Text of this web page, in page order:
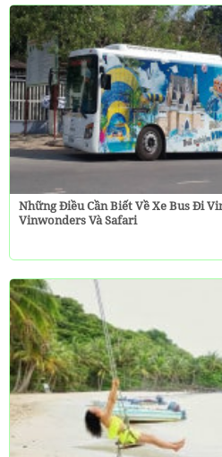
Những Điều Cần Biết Về Xe Bus Đi
Vinwonders Và Safari